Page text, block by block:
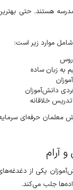
هستند. حتی بهترین
موارد زیر است:
به زبان ساده
دانش‌آموزان
خلاقانه
حرفه‌ای
آرام
یکی از
جلب می‌کند.